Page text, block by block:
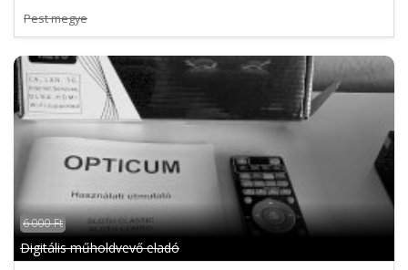
Pest megye
6 000 Ft
Digitális műholdvevő eladó